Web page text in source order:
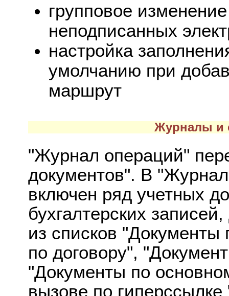
групповое
неподписанных
настройка
умолчанию при
маршрут
Журналы и
"Журнал операций"
документов". В
включен ряд учетных
бухгалтерских
из списков "Документы
по договору",
"Документы по
вызове по